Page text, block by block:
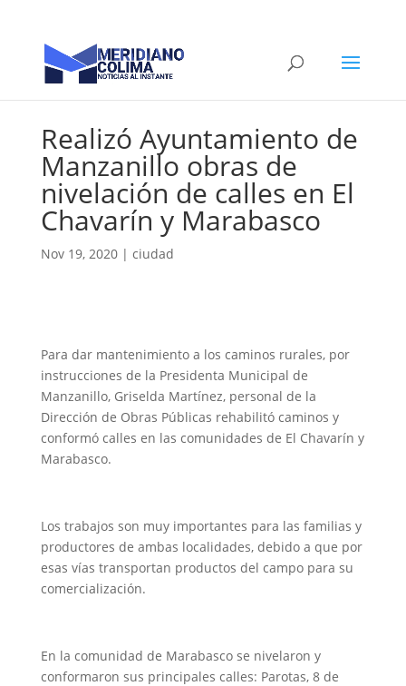
Realizó Ayuntamiento de
Manzanillo obras de
nivelación de calles en El
Chavarín y Marabasco
Nov 19, 2020| ciudad
Para dar mantenimiento a los caminos rurales, por
instrucciones de la Presidenta Municipal de
Manzanillo, Griselda Martínez, personal de la
Dirección de Obras Públicas rehabilitó caminos y
conformó calles en las comunidades de El Chavarín y
Marabasco.
Los trabajos son muy importantes para las familias y
productores de ambas localidades, debido a que por
esas vías transportan productos del campo para su
comercialización.
En la comunidad de Marabasco se nivelaron y
conformaron sus principales calles: Parotas, 8 de